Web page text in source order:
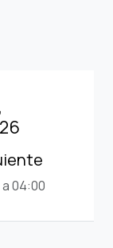
04:00